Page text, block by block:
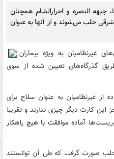
جبهه النصره و احرارالشام همچنان
حلب می‌شوند و از آنها به عنوان
غیرنظامیان به ویژه بیماران
گذرگاه‌های تعیین شده از سوی
از غیرنظامیان به عنوان سلاح برای
کارت دیگر چیزی ندارند و تقریبا
آماده موافقت با هیچ راهکار
حلب صورت گرفت که طی آن توانستند